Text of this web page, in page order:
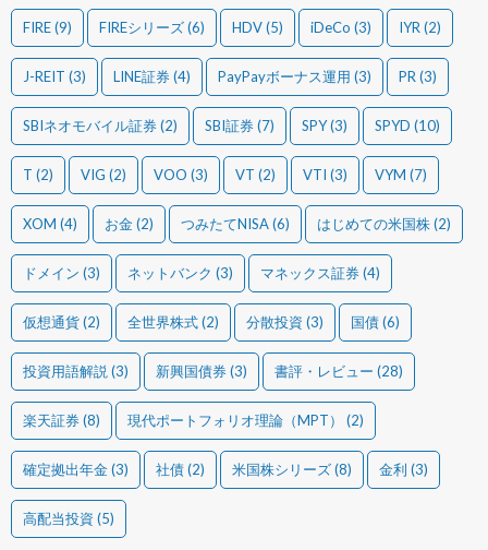
FIRE(9) FIREシリーズ(6) HDV(5) iDeCo (3) IYR (2)
J-REIT (3) LINE証券(4) PayPayボーナス運用 (3) PR (3)
SBIネオモバイル証券(2) SBI証券(7) SPY(3) SPYD (10)
T (2) VIG (2) VOO (3) VT (2) VTI (3) VYM (7)
XOM (4) お金(2) つみたてNISA(6) はじめての米国株(2)
ドメイン (3) ネットバンク (3) マネックス証券(4)
仮想通貨(2) 全世界株式(2) 分散投資 (3) 国債(6)
投資用語解説 (3) 新興国債券(3) 書評・レビュー (28)
楽天証券(8) 現代ポートフォリオ理論（MPT） (2)
確定拠出年金(3) 社債(2) 米国株シリーズ(8) 金利 (3)
高配当投資 (5)